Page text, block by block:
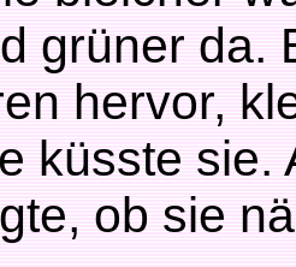
grüner da.
hervor,
küsste sie.
ob sie